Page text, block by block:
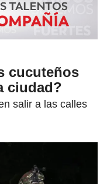
cucuteños
ciudad?
salir a las calles